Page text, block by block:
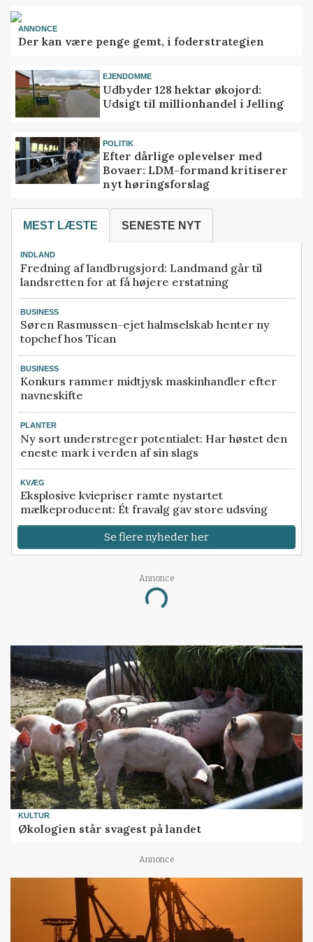
ANNONCE
Der kan være penge gemt, i foderstrategien
EJENDOMME
Udbyder 128 hektar økojord:
Udsigt til millionhandel i Jelling
POLITIK
Efter dårlige oplevelser med
Bovaer: LDM-formand kritiserer
nyt høringsforslag
MEST LÆSTE SENESTE NYT
INDLAND
Fredning af landbrugsjord: Landmand går til
landsretten for at få højere erstatning
BUSINESS
Søren Rasmussen-ejet halmselskab henter ny
topchef hos Tican
BUSINESS
Konkurs rammer midtjysk maskinhandler efter
navneskifte
PLANTER
Ny sort understreger potentialet: Har høstet den
eneste mark i verden af sin slags
KVÆG
Eksplosive kviepriser ramte nystartet
mælkeproducent: Ét fravalg gav store udsving
Se flere nyheder her
Annonce
Loading...
KULTUR
Økologien står svagest på landet
Annonce